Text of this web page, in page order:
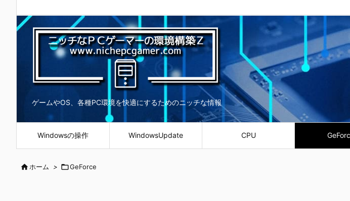
ゲームやOS、各種PC環境を快適にするためのニッチな情報
Windowsの操作 WindowsUpdate CPU
ホーム > GeForce